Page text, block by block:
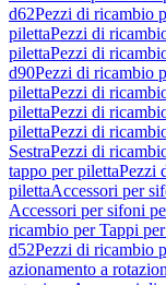
d62Pezzi di ricambio
pilettaPezzi di
pilettaPezzi di
d90Pezzi di ricambio
pilettaPezzi di
pilettaPezzi di
pilettaPezzi di
SestraPezzi di
tappo per pilettaPezzi
pilettaAccessori per
Accessori per sifoni
ricambio per Tappi
d52Pezzi di ricambio
azionamento a